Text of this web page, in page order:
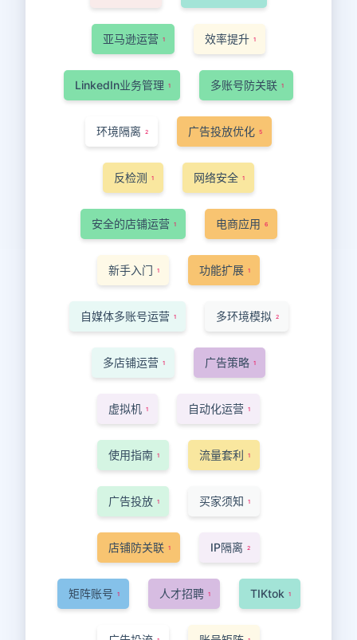
亚马逊运营 1 效率提升 1
LinkedIn业务管理 1 多账号防关联 1
环境隔离 2 广告投放优化 5
反检测 1 网络安全 1
安全的店铺运营 1 电商应用 6
新手入门 1 功能扩展 1
自媒体多账号运营 1 多环境模拟 2
多店铺运营 1 广告策略 1
虚拟机 1 自动化运营 1
使用指南 1 流量套利 1
广告投放 1 买家须知 1
店铺防关联 1 IP隔离 2
矩阵账号 1 人才招聘 1 TIKtok 1